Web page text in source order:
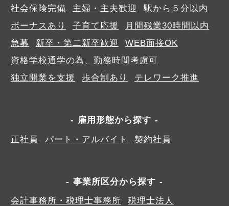
社会保険完備
主婦・主夫歓迎
駅から５分以内
ボーナスあり
子育て応援
月間残業30時間以内
急募
新卒・第二新卒歓迎
WEB面接OK
資格学校通学の為、勤務時間考慮可
独立開業を支援
歩合制あり テレワーク推進
雇用形態から探す
正社員
パート・アルバイト 契約社員
事業所区分から探す
会計事務所・税理士事務所
税理士法人